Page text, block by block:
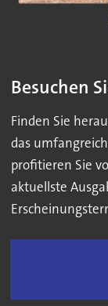
Besuchen
Finden Sie
das
profitieren Sie
aktuellste